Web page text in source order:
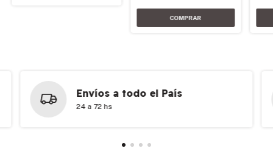
Envíos a todo el País
24 a 72 hs